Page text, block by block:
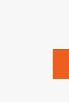
1. 「本サービス」
みます）及びこれら
「SEBook」「